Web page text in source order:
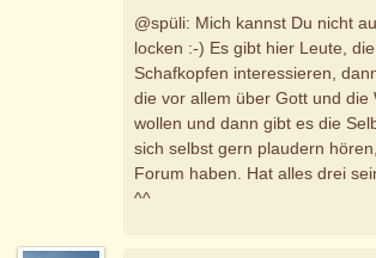
@spüli: Mich kannst Du nicht
locken :-) Es gibt hier Leute,
Schafkopfen interessieren,
die vor allem über Gott und die
wollen und dann gibt es die
sich selbst gern plaudern
Forum haben. Hat alles drei
^^